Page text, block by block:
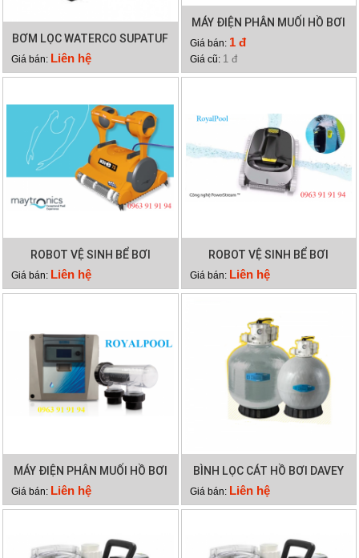
BƠM LỌC WATERCO SUPATUF
300
Giá bán: Liên hệ
MÁY ĐIỆN PHÂN MUỐI HỒ BƠI
WATERCO HYDROCHLOR
MINERAL 4000
Giá bán: 1 đ
Giá cũ: 1 đ
ROBOT VỆ SINH BỂ BƠI
DOLPHIN WAVE 75
Giá bán: Liên hệ
ROBOT VỆ SINH BỂ BƠI
DOLPHIN X40 PLUS
Giá bán: Liên hệ
MÁY ĐIỆN PHÂN MUỐI HỒ BƠI
WATERCO HYDROCHLOR
MINERAL 5000
Giá bán: Liên hệ
BÌNH LỌC CÁT HỒ BƠI DAVEY
DEP2140
Giá bán: Liên hệ